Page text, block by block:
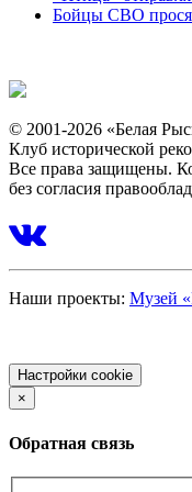
Бойцы СВО
© 2001-2026 «Белая
Клуб исторической
Все права защищены.
без согласия
Наши проекты: Музей
Настройки cookie
×
Обратная связь